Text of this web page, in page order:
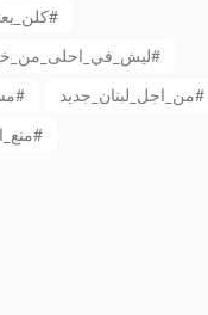
كلن_يعني_كلن#
ليش_في_احلى_من_خرا_لبنان#
مستمرون#
من_اجل_لبنان_جديد#
منع_المطامر#